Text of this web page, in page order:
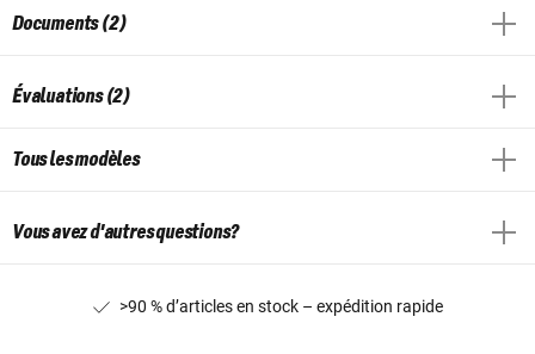
Documents (2)
Évaluations (2)
Tous les modèles
Vous avez d'autres questions?
>90 % d’articles en stock – expédition rapide